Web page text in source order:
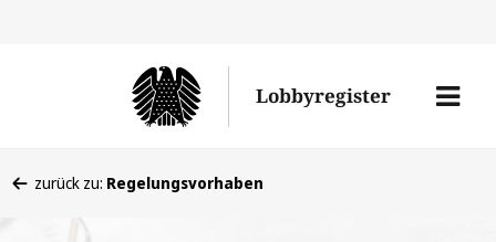
Lobbyregister
Menü
befinden
zurück zu: Regelungsvorhaben